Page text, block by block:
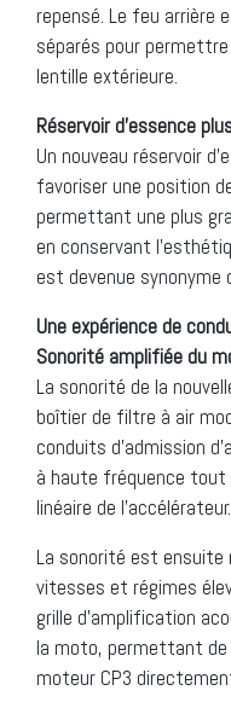
repensé. Le feu arrière
séparés pour
lentille extérieure.
Réservoir d’essence
Un nouveau réservoir
favoriser une position
permettant une plus
en conservant
est devenue synonyme
Une expérience de
Sonorité amplifiée du
La sonorité de la
boîtier de filtre à air
conduits d’admission
à haute fréquence tout
linéaire de l’accélérateur.
La sonorité est
vitesses et régimes
grille d’amplification
la moto, permettant
moteur CP3